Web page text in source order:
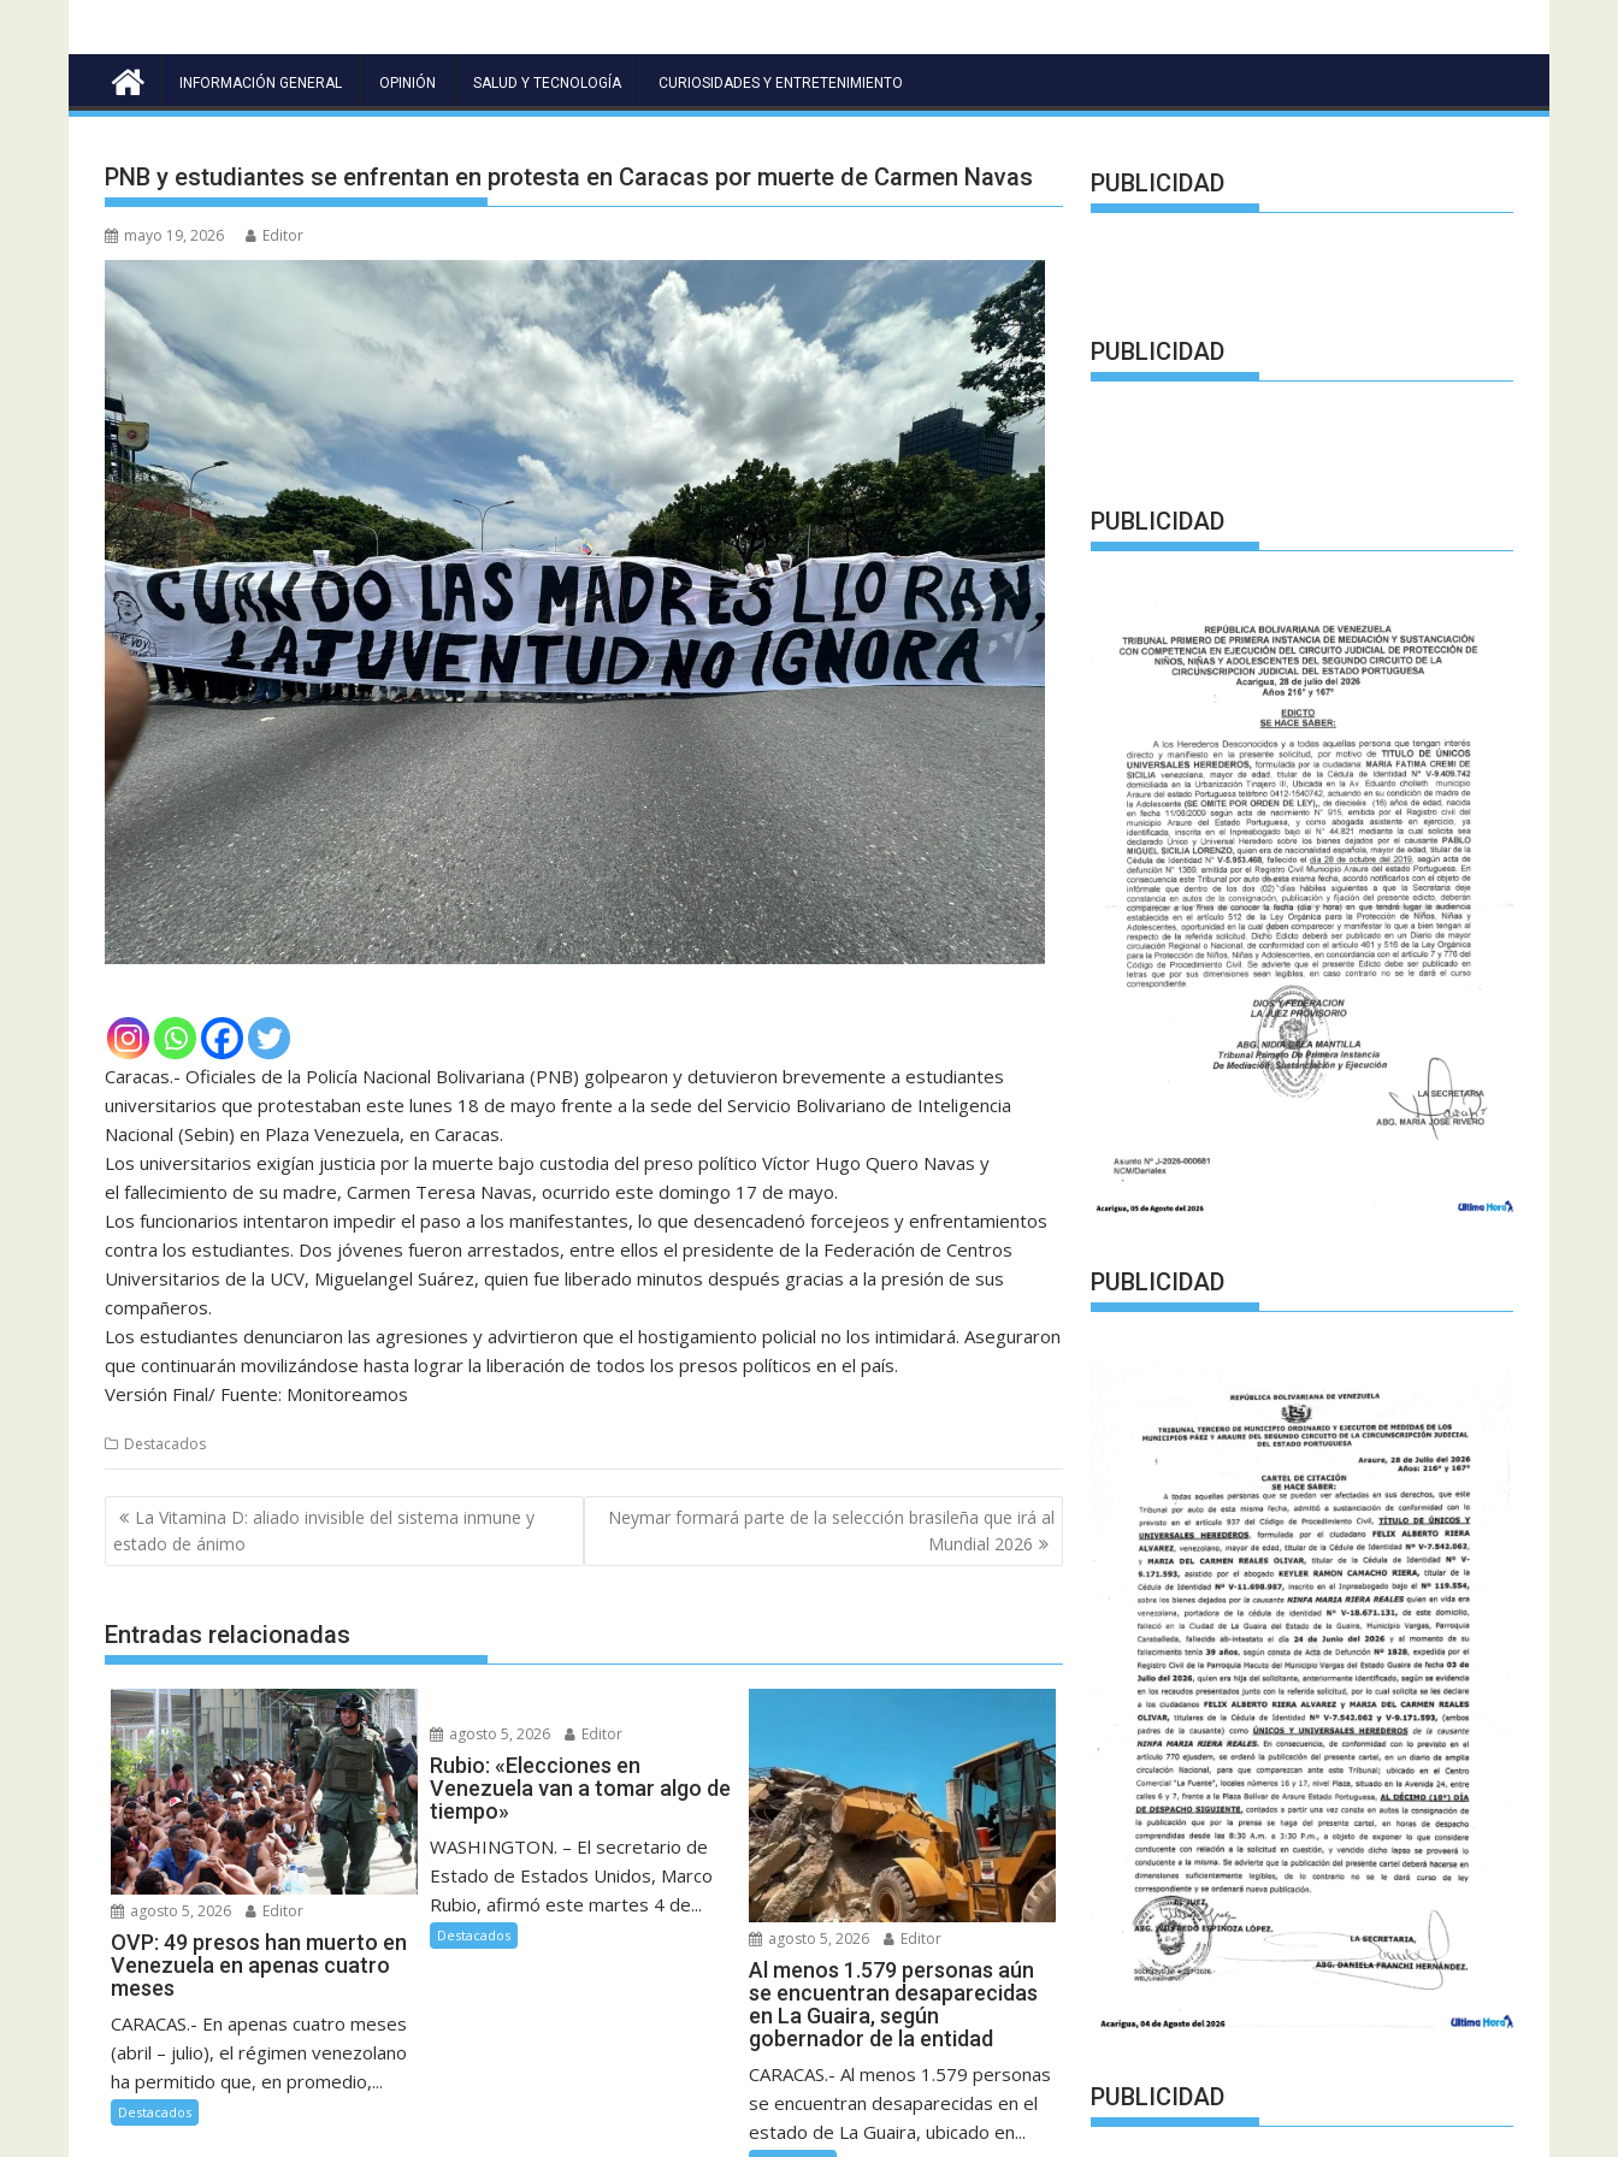
INFORMACIÓN GENERAL OPINIÓN SALUD Y TECNOLOGÍA CURIOSIDADES Y ENTRETENIMIENTO
PNB y estudiantes se enfrentan en protesta en Caracas por muerte de Carmen Navas
mayo 19, 2026 Editor
Caracas.- Oficiales de la Policía Nacional Bolivariana (PNB) golpearon y detuvieron brevemente a estudiantes
universitarios que protestaban este lunes 18 de mayo frente a la sede del Servicio Bolivariano de Inteligencia
Nacional (Sebin) en Plaza Venezuela, en Caracas.
Los universitarios exigían justicia por la muerte bajo custodia del preso político Víctor Hugo Quero Navas y
el fallecimiento de su madre, Carmen Teresa Navas, ocurrido este domingo 17 de mayo.
Los funcionarios intentaron impedir el paso a los manifestantes, lo que desencadenó forcejeos y enfrentamientos
contra los estudiantes. Dos jóvenes fueron arrestados, entre ellos el presidente de la Federación de Centros
Universitarios de la UCV, Miguelangel Suárez, quien fue liberado minutos después gracias a la presión de sus
compañeros.
Los estudiantes denunciaron las agresiones y advirtieron que el hostigamiento policial no los intimidará. Aseguraron
que continuarán movilizándose hasta lograr la liberación de todos los presos políticos en el país.
Versión Final/ Fuente: Monitoreamos
Destacados
Navegación
de
entradas
La Vitamina D: aliado invisible del sistema inmune y
estado de ánimo
Neymar formará parte de la selección brasileña que irá al
Mundial 2026
Entradas relacionadas
agosto 5, 2026 Editor
OVP: 49 presos han muerto en
Venezuela en apenas cuatro
meses
CARACAS.- En apenas cuatro meses
(abril – julio), el régimen venezolano
ha permitido que, en promedio,...
Destacados
agosto 5, 2026 Editor
Rubio: «Elecciones en
Venezuela van a tomar algo de
tiempo»
WASHINGTON. – El secretario de
Estado de Estados Unidos, Marco
Rubio, afirmó este martes 4 de...
Destacados agosto 5, 2026 Editor
Al menos 1.579 personas aún
se encuentran desaparecidas
en La Guaira, según
gobernador de la entidad
CARACAS.- Al menos 1.579 personas
se encuentran desaparecidas en el
estado de La Guaira, ubicado en...
PUBLICIDAD
PUBLICIDAD
PUBLICIDAD
PUBLICIDAD
PUBLICIDAD